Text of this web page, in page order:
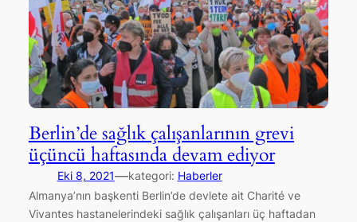
Berlin’de sağlık çalışanlarının grevi
üçüncü haftasında devam ediyor
Eki 8, 2021—kategori: Haberler
Almanya’nın başkenti Berlin’de devlete ait Charité ve
Vivantes hastanelerindeki sağlık çalışanları üç haftadan